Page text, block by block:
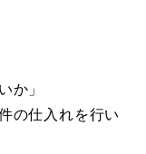
か」
の仕入れを行い